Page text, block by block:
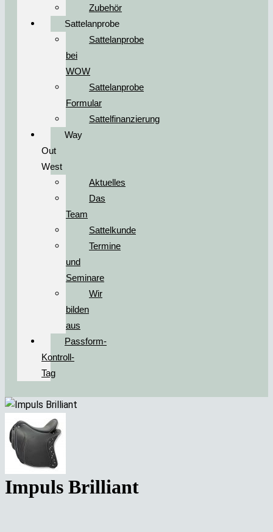
Zubehör
Sattelanprobe
Sattelanprobe
bei
WOW
Sattelanprobe
Formular
Sattelfinanzierung
Way
Out
West
Aktuelles
Das
Team
Sattelkunde
Termine
und
Seminare
Wir
bilden
aus
Passform-
Kontroll-
Tag
Impuls Brilliant